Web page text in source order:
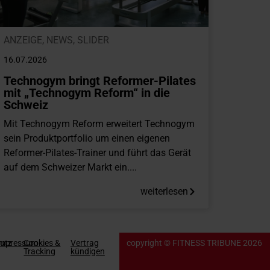
ANZEIGE, NEWS, SLIDER
16.07.2026
Technogym bringt Reformer-Pilates
mit „Technogym Reform“ in die
Schweiz
Mit Technogym Reform erweitert Technogym
sein Produktportfolio um einen eigenen
Reformer-Pilates-Trainer und führt das Gerät
auf dem Schweizer Markt ein....
weiterlesen
Cookies &
Tracking
Vertrag
kündigen
copyright © FITNESS TRIBUNE 2026